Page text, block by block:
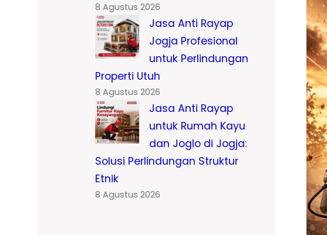
8 Agustus 2026
Jasa Anti Rayap
Jogja Profesional
untuk Perlindungan
Properti Utuh
8 Agustus 2026
Jasa Anti Rayap
untuk Rumah Kayu
dan Joglo di Jogja:
Solusi Perlindungan Struktur
Etnik
8 Agustus 2026